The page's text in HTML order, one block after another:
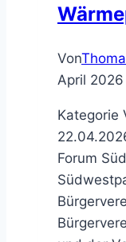
Von
April 2026
Kategorie
Forum